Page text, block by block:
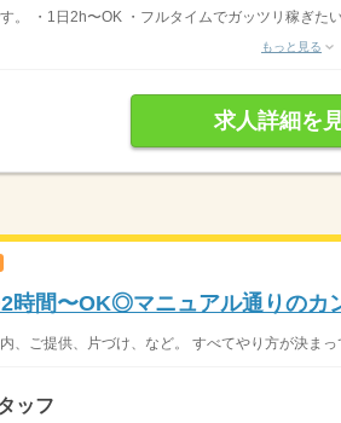
。 ・1日2h〜OK ・フルタイムでガッツリ稼ぎた
もっと見る
求人詳細を
時間〜OK◎マニュアル通りのカ
、ご提供、片づけ、など。 すべてやり方が決ま
ッフ